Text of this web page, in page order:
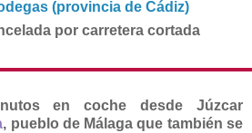
(provincia de Cádiz)
por carretera cortada
en coche desde Júzcar
, pueblo de Málaga que también se